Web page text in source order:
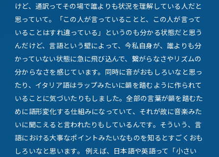
けど、通訳ってその場で誰よりも状況を理解している人だと
思っていて。「この人が言っていることと、この人が言って
いることはすれ違っている」というのも分かる状態だと思う
んだけど、言語という壁によって、今私自身が、誰よりも分
かっていない状態に急に飛び込んで、繋がらなさやリズムの
分からなさを感じています。同時に音がおもしろいなと思っ
たり、イタリア語はラップみたいに韻を踏むように作られて
いることに気づいたりもしました。全部の言葉が韻を踏むた
めに語形変化する仕組みになっていて、それが故に音楽みた
いに聞こえると言われたりもしているんです。そういう、言
語における大事なポイントみたいなものを知るとすごくおも
しろいなと思います。 例えば、日本語や英語って「小さい